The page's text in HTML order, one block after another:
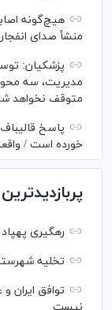
هیچ‌گونه
منشأ صدای
پزشکیان:
مدیریت، سه
متوقف نخواهد
پاسخ
خورده است /
رهگیری پهپاد MQ۹ بر فراز تنگه هرمز
تخلیه
توافق ایران
نیست